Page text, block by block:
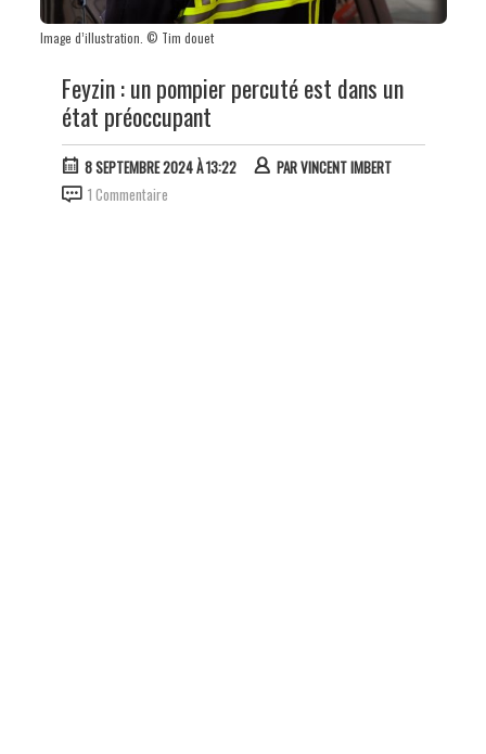
Image d’illustration. © Tim douet
Feyzin : un pompier percuté est dans un
état préoccupant
8 SEPTEMBRE 2024 À 13:22 PARVINCENT IMBERT
1 Commentaire